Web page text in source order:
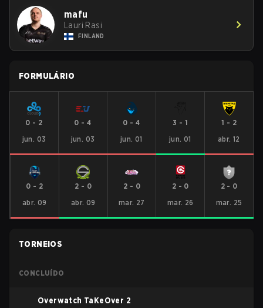
mafu
Lauri Rasi
FINLAND
FORMULÁRIO
0 - 2
jun. 03
0 -4
jun. 03
0 -4
jun. 01
3 - 1
jun. 01
1 - 2
abr. 12
0 - 2
abr. 09
2 - 0
abr. 09
2 - 0
mar. 27
2 - 0
mar. 26
2- 0
mar. 25
TORNEIOS
CONCLUÍDO
Overwatch TaKeOver 2